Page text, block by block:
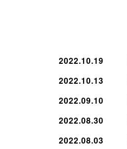
2022.10.19
2022.10.13
2022.09.10
2022.08.30
2022.08.03